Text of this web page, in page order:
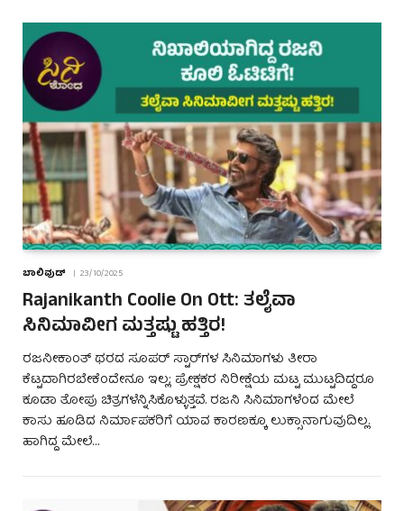
ಬಾಲಿವುಡ್ 23/10/2025
Rajanikanth Coolie On Ott: ತಲೈವಾ
ಸಿನಿಮಾವೀಗ ಮತ್ತಷ್ಟು ಹತ್ತಿರ!
ರಜನೀಕಾಂತ್ ಥರದ ಸೂಪರ್ ಸ್ಟಾರ್‌ಗಳ ಸಿನಿಮಾಗಳು ತೀರಾ
ಕೆಟ್ಟದಾಗಿರಬೇಕೆಂದೇನೂ ಇಲ್ಲ; ಪ್ರೇಕ್ಷಕರ ನಿರೀಕ್ಷೆಯ ಮಟ್ಟ ಮುಟ್ಟದಿದ್ದರೂ
ಕೂಡಾ ತೋಪು ಚಿತ್ರಗಳೆನ್ನಿಸಿಕೊಳ್ಳುತ್ತವೆ. ರಜನಿ ಸಿನಿಮಾಗಳೆಂದ ಮೇಲೆ
ಕಾಸು ಹೂಡಿದ ನಿರ್ಮಾಪಕರಿಗೆ ಯಾವ ಕಾರಣಕ್ಕೂ ಲುಕ್ಸಾನಾಗುವುದಿಲ್ಲ.
ಹಾಗಿದ್ದ ಮೇಲೆ…